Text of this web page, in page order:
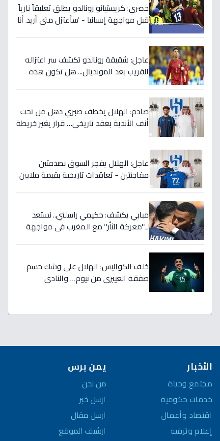
حصري: كريستيانو رونالدو يطلق تعليقاً نارياً
قبل مواجهة إسبانيا - 'سأعتزل متى أريد أنا
عاجل: شقيقة رونالدو تكشف سر اعتزاله
القريب بعد المونديال... هل تكون هذه
صادم: الهلال يخطف صبري دهل من تحت
أنف الأندية بعقد تاريخي… قرار يغير خريطة
عاجل: الهلال يفجر السوق بصدمتين
مفاجئتين - تعاقدات تاريخية بقيمة ملايين
مبابي يكشف: حكيمي راسلني.. نستعد
لـ"معركة الثأر" مع المغرب في مواجهة
خلف الكواليس: الهلال على وشك حسم
صفقة العييري من نيوم… والنادي
الأخبار
مجتمع وحياة
خدمات حكومية
اقتصاد وأعمال
إعلام وترفيه
يمن برس
من نحن
ارسل خبر
ارسل مقال
ارشيف الموقع